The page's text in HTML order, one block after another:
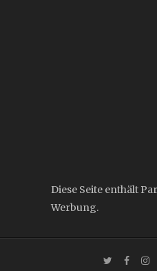
Diese Seite enthält
Werbung.